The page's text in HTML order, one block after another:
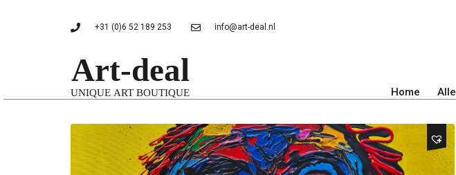
+31 (0)6 52 189 253 info@art-deal.nl
Home